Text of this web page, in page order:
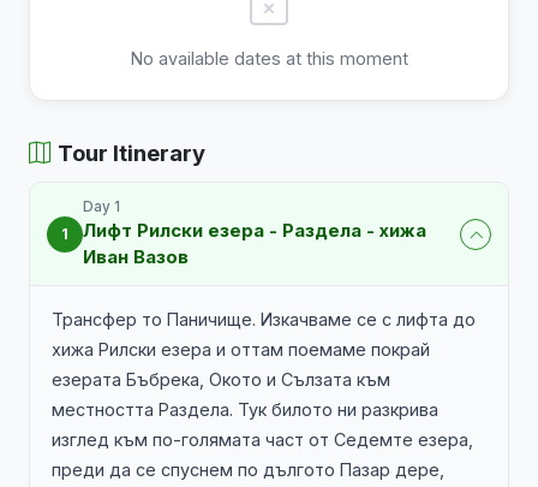
No available dates at this moment
Tour Itinerary
1
Day 1
Лифт Рилски езера - Раздела - хижа
Иван Вазов
Трансфер то Паничище. Изкачваме се с лифта до
хижа Рилски езера и оттам поемаме покрай
езерата Бъбрека, Окото и Сълзата към
местността Раздела. Тук билото ни разкрива
изглед към по-голямата част от Седемте езера,
преди да се спуснем по дългото Пазар дере,